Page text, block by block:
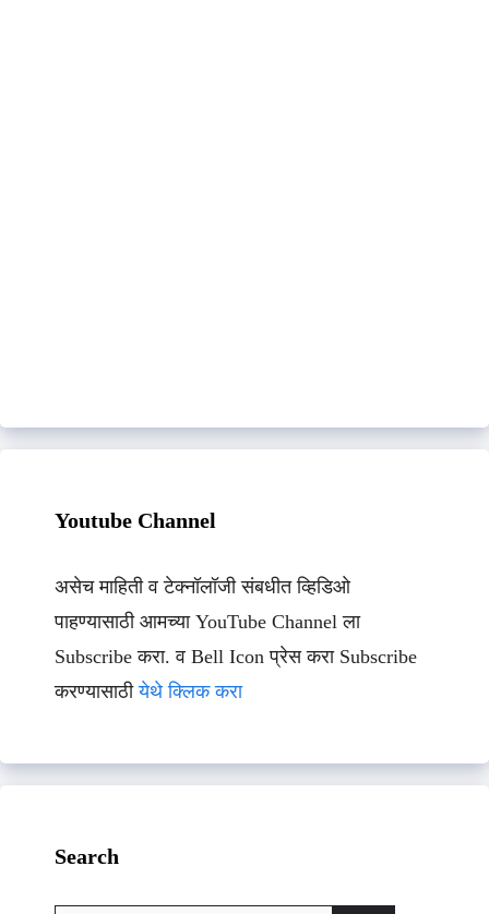
Youtube Channel
असेच माहिती व टेक्नॉलॉजी संबधीत व्हिडिओ
पाहण्यासाठी आमच्या YouTube Channel ला
Subscribe करा. व Bell Icon प्रेस करा Subscribe
करण्यासाठीयेथे क्लिक करा
Search